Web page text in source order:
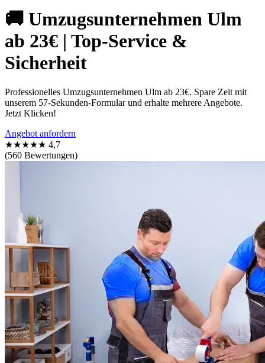
🚚 Umzugsunternehmen Ulm
ab 23€ | Top-Service &
Sicherheit
Professionelles Umzugsunternehmen Ulm ab 23€. Spare Zeit mit
unserem 57-Sekunden-Formular und erhalte mehrere Angebote.
Jetzt Klicken!
Angebot anfordern
★★★★★ 4,7
(560 Bewertungen)